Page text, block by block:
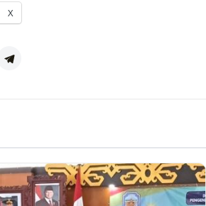
X